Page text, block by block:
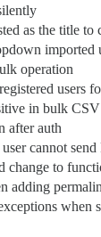
as the title to
imported
operation
users
in bulk CSV
after auth
cannot
change to
adding
when